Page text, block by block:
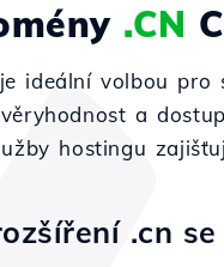
.CN
ideální volbou
a
hostingu
.cn